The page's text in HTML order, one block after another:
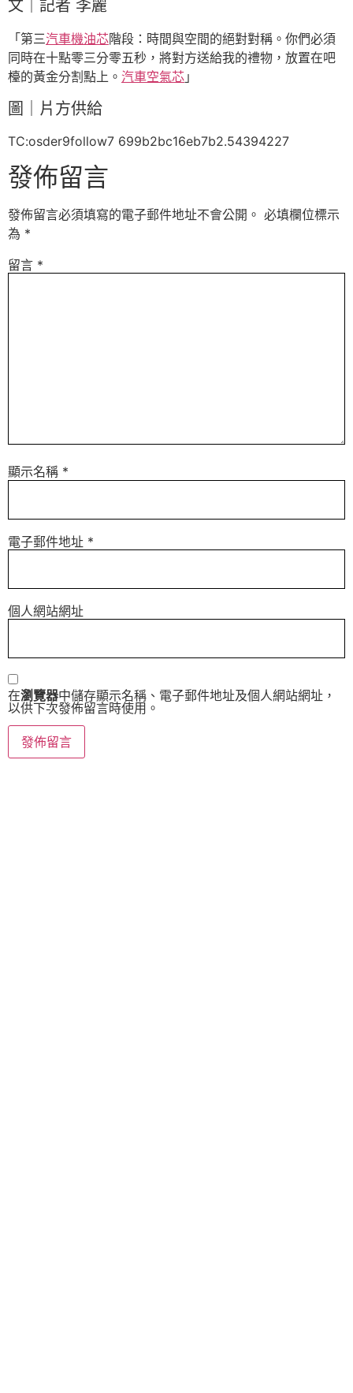
文｜記者 李麗
「第三汽車機油芯階段：時間與空間的絕對對稱。你們必須
同時在十點零三分零五秒，將對方送給我的禮物，放置在吧
檯的黃金分割點上。 汽車空氣芯 」
圖｜片方供給
TC:osder9follow7 699b2bc16eb7b2.54394227
發佈留言
發佈留言必須填寫的電子郵件地址不會公開。 必填欄位標示
為 *
留言 *
顯示名稱 *
電子郵件地址 *
個人網站網址
在瀏覽器中儲存顯示名稱、電子郵件地址及個人網站網址，
以供下次發佈留言時使用。